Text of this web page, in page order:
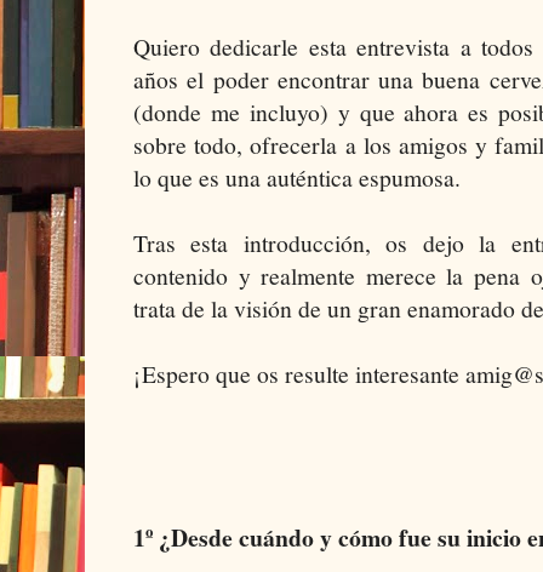
Quiero dedicarle esta entrevista a
años el poder encontrar una buena
(donde me incluyo) y que ahora es
sobre todo, ofrecerla a los amigos y
lo que es una auténtica espumosa.
Tras esta introducción, os dejo la
contenido y realmente merece la pena
trata de la visión de un gran enamorado
¡Espero que os resulte interesante
1º ¿Desde cuándo y cómo fue su inicio